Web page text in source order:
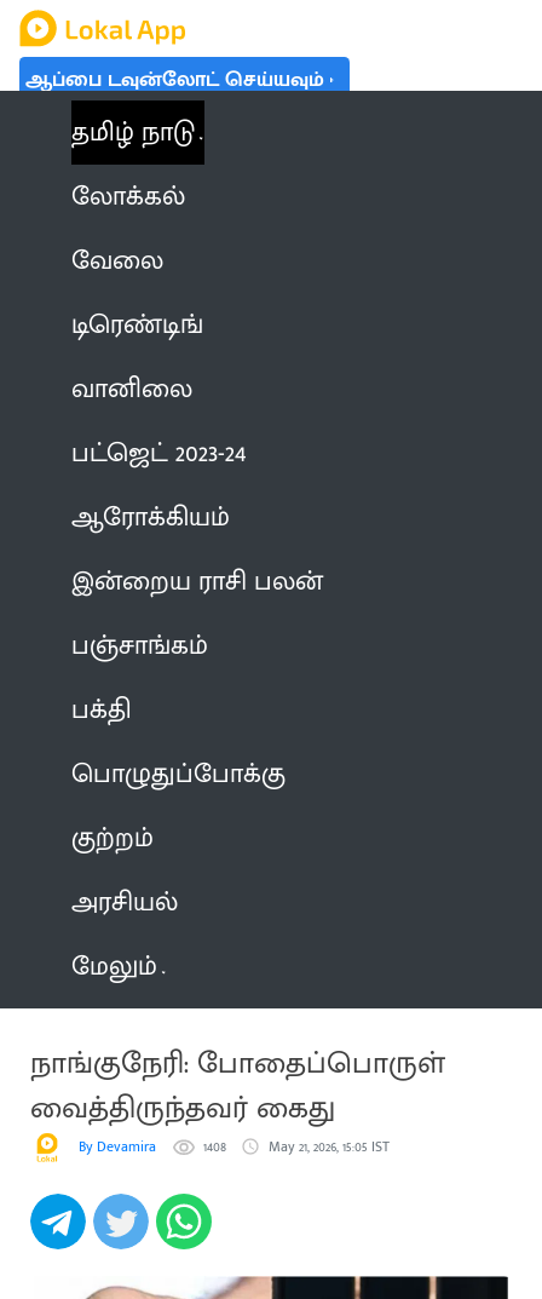
ஆப்பை டவுன்லோட் செய்யவும்
தமிழ் நாடு
லோக்கல்
வேலை
டிரெண்டிங்
வானிலை
பட்ஜெட் 2023-24
ஆரோக்கியம்
இன்றைய ராசி பலன்
பஞ்சாங்கம்
பக்தி
பொழுதுப்போக்கு
குற்றம்
அரசியல்
மேலும்
நாங்குநேரி: போதைப்பொருள்
வைத்திருந்தவர் கைது
By Devamira 1408 May 21, 2026, 15:05 IST